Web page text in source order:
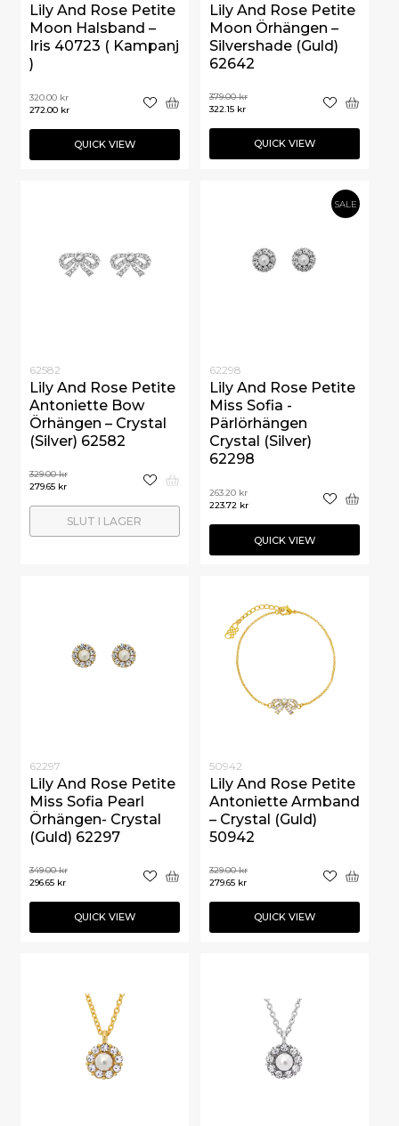
Lily And Rose Petite
Moon Halsband –
Iris 40723 ( Kampanj
)
320.00 kr
272.00 kr
QUICK VIEW
Lily And Rose Petite
Moon Örhängen –
Silvershade (Guld)
62642
379.00kr
322.15 kr
QUICK VIEW
62582
Lily And Rose Petite
Antoniette Bow
Örhängen – Crystal
(Silver) 62582
329.00kr
279.65 kr
SLUT I LAGER
SALE
62298
Lily And Rose Petite
Miss Sofia -
Pärlörhängen
Crystal (Silver)
62298
263.20 kr
223.72 kr
QUICK VIEW
62297
Lily And Rose Petite
Miss Sofia Pearl
Örhängen- Crystal
(Guld) 62297
349.00kr
296.65 kr
QUICK VIEW
50942
Lily And Rose Petite
Antoniette Armband
– Crystal (Guld)
50942
329.00kr
279.65 kr
QUICK VIEW